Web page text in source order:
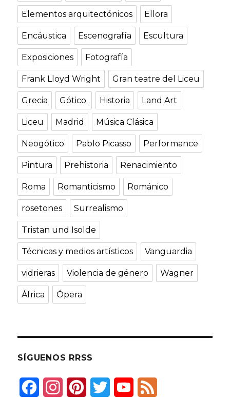
Elementos arquitectónicos Ellora
Encáustica Escenografía Escultura
Exposiciones Fotografía
Frank Lloyd Wright Gran teatre del Liceu
Grecia Gótico. Historia Land Art
Liceu Madrid Música Clásica
Neogótico Pablo Picasso Performance
Pintura Prehistoria Renacimiento
Roma Romanticismo Románico
rosetones Surrealismo
Tristan und Isolde
Técnicas y medios artísticos Vanguardia
vidrieras Violencia de género Wagner
África Ópera
SÍGUENOS RRSS